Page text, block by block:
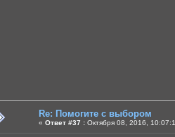
Re: Помогите с выбором
« Ответ #37 : Октября 08, 2016,